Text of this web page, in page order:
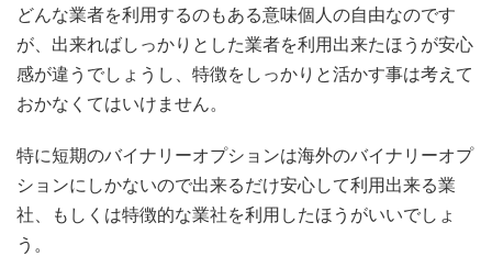
どんな業者を利用するのもある意味個人の自由なのです
が、出来ればしっかりとした業者を利用出来たほうが安心
感が違うでしょうし、特徴をしっかりと活かす事は考えて
おかなくてはいけません。
特に短期のバイナリーオプションは海外のバイナリーオプ
ションにしかないので出来るだけ安心して利用出来る業
社、もしくは特徴的な業社を利用したほうがいいでしょ
う。